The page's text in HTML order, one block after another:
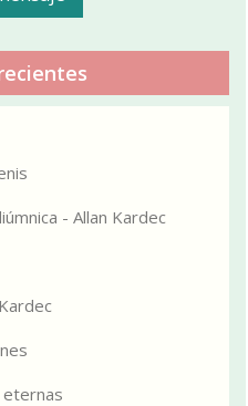
- Allan Kardec
eternas